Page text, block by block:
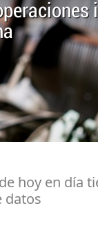
hoy en día
datos